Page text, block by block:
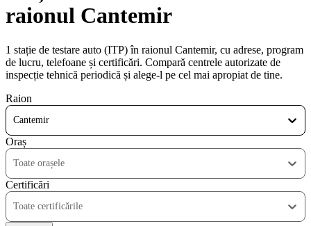
raionul Cantemir
1 stație de testare auto (ITP) în raionul Cantemir, cu adrese, program
de lucru, telefoane și certificări. Compară centrele autorizate de
inspecție tehnică periodică și alege-l pe cel mai apropiat de tine.
Raion
Cantemir
Oraș
Toate orașele
Certificări
Toate certificările